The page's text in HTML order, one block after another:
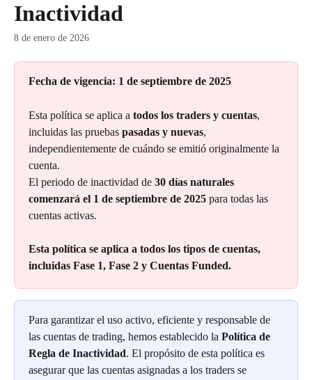
Inactividad
8 de enero de 2026
Fecha de vigencia: 1 de septiembre de 2025
Esta política se aplica a todos los traders y cuentas,
incluidas las pruebas pasadas y nuevas,
independientemente de cuándo se emitió originalmente la
cuenta.
El periodo de inactividad de 30 días naturales
comenzará el 1 de septiembre de 2025 para todas las
cuentas activas.
Esta política se aplica a todos los tipos de cuentas,
incluidas Fase 1, Fase 2 y Cuentas Funded.
Para garantizar el uso activo, eficiente y responsable de
las cuentas de trading, hemos establecido la Política de
Regla de Inactividad. El propósito de esta política es
asegurar que las cuentas asignadas a los traders se